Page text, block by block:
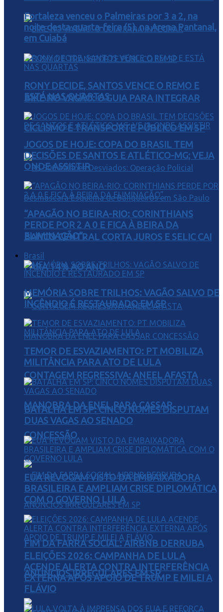
BIKE NO VAGÃO: O GUIA PARA INTEGRAR
CICLISMO E TRANSPORTE PÚBLICO EM SP
BANCO CENTRAL CORTA JUROS E SELIC CAI
PARA 14% AO ANO
CONTAGEM REGRESSIVA: ANEEL AFASTA
MANOBRA DA ENEL PARA CASSAR
CONCESSÃO
FIM DA FARRA SOCIAL: AIRBNB DERRUBA
ANÚNCIOS IRREGULARES EM SP
Fortaleza venceu o Palmeiras por 3 a 2, na
noite desta quarta-feira (5), na Arena Pantanal,
em Cuiabá
RONY DECIDE, SANTOS VENCE O REMO E
ESTÁ NAS QUARTAS
JOGOS DE HOJE: COPA DO BRASIL TEM
DECISÕES DE SANTOS E ATLÉTICO-MG; VEJA
ONDE ASSISTIR
“APAGÃO NO BEIRA-RIO: CORINTHIANS
PERDE POR 2 A 0 E FICA À BEIRA DA
ELIMINAÇÃO”.
Brasil
MEMÓRIA SOBRE TRILHOS: VAGÃO SALVO DE
INCÊNDIO É RESTAURADO EM SP
TEMOR DE ESVAZIAMENTO: PT MOBILIZA
MILITÂNCIA PARA ATO DE LULA
BATALHA EM SP: CINCO NOMES DISPUTAM
DUAS VAGAS AO SENADO
EUA REVOGAM VISTO DA EMBAIXADORA
BRASILEIRA E AMPLIAM CRISE DIPLOMÁTICA
COM O GOVERNO LULA
ELEIÇÕES 2026: CAMPANHA DE LULA
ACENDE ALERTA CONTRA INTERFERÊNCIA
EXTERNA APÓS APOIO DE TRUMP E MILEI A
FLÁVIO